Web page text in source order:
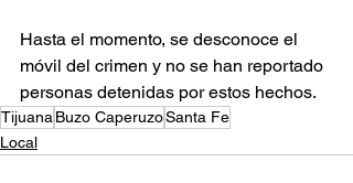
Hasta el momento, se desconoce el
móvil del crimen y no se han reportado
personas detenidas por estos hechos.
Tijuana Buzo CaperuzoSanta Fe
Local